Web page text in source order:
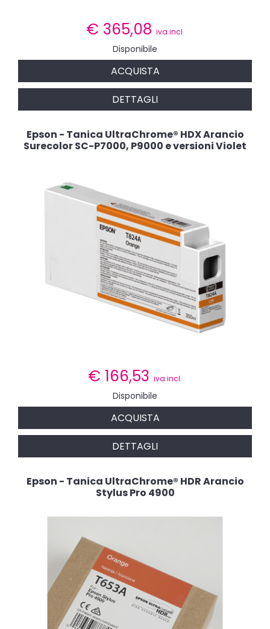
€ 365,08 iva incl.
Disponibile
ACQUISTA
DETTAGLI
Epson - Tanica UltraChrome® HDX Arancio
Surecolor SC-P7000, P9000 e versioni Violet
€ 166,53 iva incl.
Disponibile
ACQUISTA
DETTAGLI
Epson - Tanica UltraChrome® HDR Arancio
Stylus Pro 4900